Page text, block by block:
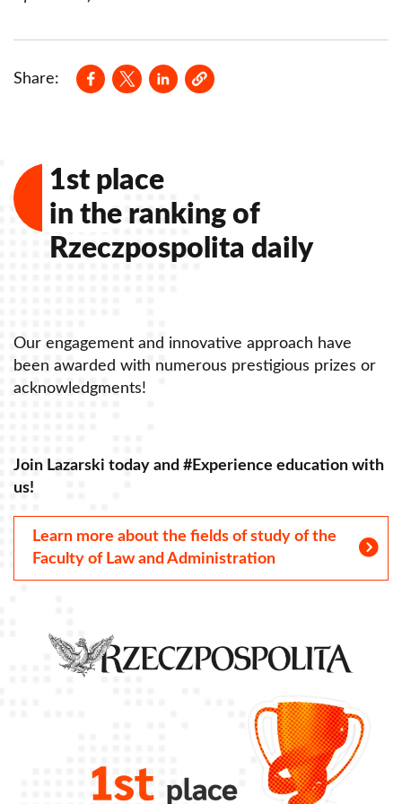
Share:
Opens in a new window
Opens in a new window
Opens in a new window
1st place
in the ranking of
Rzeczpospolita daily
Our engagement and innovative approach have
been awarded with numerous prestigious prizes or
acknowledgments!
Join Lazarski today and #Experience education with
us!
Learn more about the fields of study of the
Faculty of Law and Administration